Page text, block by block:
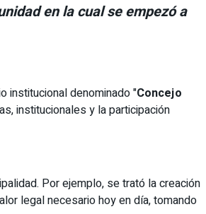
en la cual se empezó a
institucional denominado "Concejo
institucionales y la participación
Por ejemplo, se trató la creación
legal necesario hoy en día, tomando